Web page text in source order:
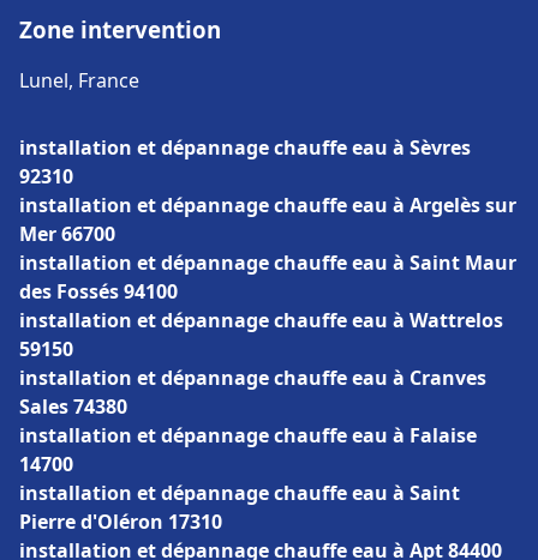
Zone intervention
Lunel, France
installation et dépannage chauffe eau à Sèvres
92310
installation et dépannage chauffe eau à Argelès sur
Mer 66700
installation et dépannage chauffe eau à Saint Maur
des Fossés 94100
installation et dépannage chauffe eau à Wattrelos
59150
installation et dépannage chauffe eau à Cranves
Sales 74380
installation et dépannage chauffe eau à Falaise
14700
installation et dépannage chauffe eau à Saint
Pierre d'Oléron 17310
installation et dépannage chauffe eau à Apt 84400